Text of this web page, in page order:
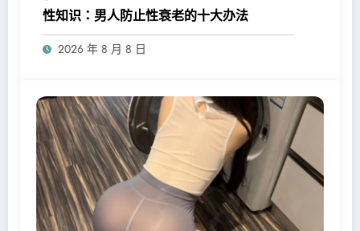
性知识：男人防止性衰老的十大办法
2026 年 8 月 8 日